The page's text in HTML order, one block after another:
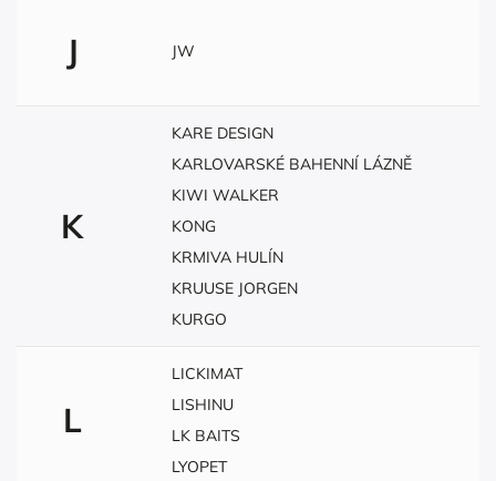
J JW
K
KARE DESIGN
KARLOVARSKÉ BAHENNÍ LÁZNĚ
KIWI WALKER
KONG
KRMIVA HULÍN
KRUUSE JORGEN
KURGO
L
LICKIMAT
LISHINU
LK BAITS
LYOPET